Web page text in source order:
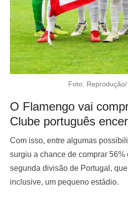
Foto:
O Flamengo vai
Clube português
Com isso, entre algumas
surgiu a chance de comprar
segunda divisão de Portugal,
inclusive, um pequeno estádio.